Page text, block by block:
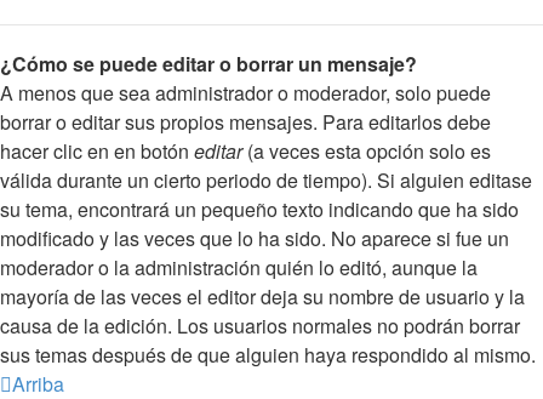
¿Cómo se puede editar o borrar un mensaje?
A menos que sea administrador o moderador, solo puede
borrar o editar sus propios mensajes. Para editarlos debe
hacer clic en en botón editar(a veces esta opción solo es
válida durante un cierto periodo de tiempo). Si alguien editase
su tema, encontrará un pequeño texto indicando que ha sido
modificado y las veces que lo ha sido. No aparece si fue un
moderador o la administración quién lo editó, aunque la
mayoría de las veces el editor deja su nombre de usuario y la
causa de la edición. Los usuarios normales no podrán borrar
sus temas después de que alguien haya respondido al mismo.
Arriba